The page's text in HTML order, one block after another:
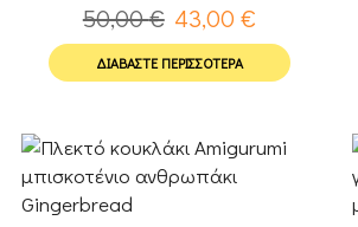
50,00€ 43,00 €
ΔΙΑΒΆΣΤΕ ΠΕΡΙΣΣΌΤΕΡΑ